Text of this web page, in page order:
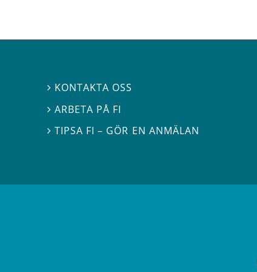
 KONTAKTA OSS
 ARBETA PÅ FI
TIPSA FI – GÖR EN ANMÄLAN